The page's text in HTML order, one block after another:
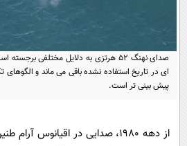
باشگاه مغز
مجله تصویری سلاح
اقتصاد
ورزش
سیاست
گوناگون
عصر ایران 2
خواندنی ها و دیدنی ها
داستان کوتاه
آشپزی
آموزش زبان
صدای نهنگ ۵۲ هرتزی به دلایل مختلفی
ای در تاریخ استفاده نشده باقی می ماند و الگوهای
پیش بینی تر است.
از دهه ۱۹۸۰، صدایی در اقیانوس